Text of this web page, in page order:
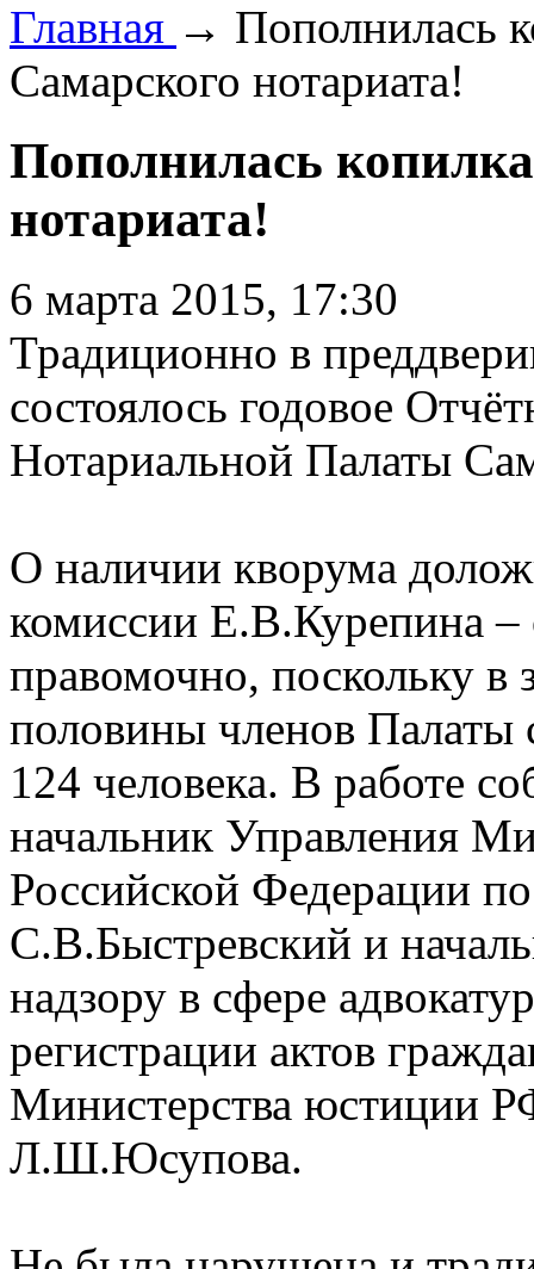
Главная → Пополнилась
Самарского нотариата!
Пополнилась
нотариата!
6 марта 2015, 17:30
Традиционно в
состоялось годовое
Нотариальной Палаты
О наличии кворума
комиссии Е.В.Курепина –
правомочно, поскольку в
половины членов Палаты
124 человека. В работе
начальник Управления
Российской Федерации
С.В.Быстревский и
надзору в сфере
регистрации актов
Министерства юстиции
Л.Ш.Юсупова.